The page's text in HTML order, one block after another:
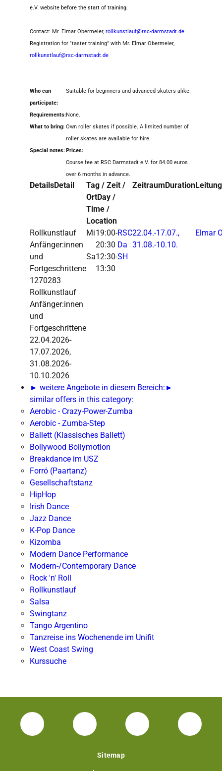
e.V. website before the start of training.
Contact: Mr. Elmar Obermeier, rollkunstlauf@rsc-darmstadt.de
Registration for "taster training" with Mr. Elmar Obermeier,
rollkunstlauf@rsc-darmstadt.de
Who can
participate:
Suitable for beginners and advanced skaters alike.
Requirements:None.
What to bring: Own roller skates if possible. A limited number of
roller skates are available for hire.
Special notes: Prices:
Course fee at RSC Darmstadt e.V. for 84.00 euros
over 6 months in advance.
DetailsDetail
Tag / Zeit /
OrtDay /
Time /
Location
ZeitraumDurationLeitung
Rollkunstlauf
Anfänger:innen
und
Fortgeschrittene
1270283
Rollkunstlauf
Anfänger:innen
und
Fortgeschrittene
22.04.2026-
17.07.2026,
31.08.2026-
10.10.2026
Mi19:00-
20:30
RSC
Da
Sa12:30-
13:30
SH
22.04.-17.07.,
31.08.-10.10.
Elmar
► weitere Angebote in diesem Bereich: ►
similar offers in this category:
Aerobic - Crazy-Power-Zumba
Aerobic - Zumba-Step
Ballett (Klassisches Ballett)
Bollywood Bollymotion
Breakdance im USZ
Forró (Paartanz)
Gesellschaftstanz
HipHop
Irish Dance
Jazz Dance
K-Pop Dance
Kizomba
Modern Dance Performance
Modern-/Contemporary Dance
Rock 'n' Roll
Rollkunstlauf
Salsa
Swingtanz
Tango Argentino
Tanzreise ins Wochenende im Unifit
West Coast Swing
Kurssuche
Facebook Unisport-Zentrum
Instagram Unisport-Zentrum
Youtube TU
Sitemap